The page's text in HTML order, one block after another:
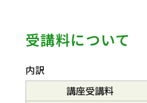
受講料について
内訳
講座受講料